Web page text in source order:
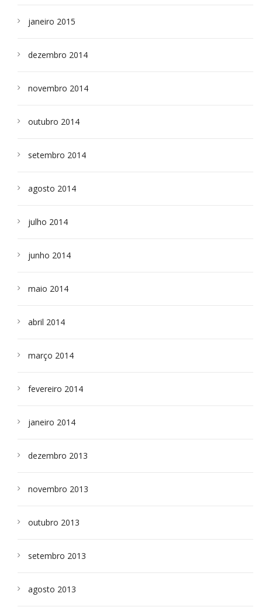
janeiro 2015
dezembro 2014
novembro 2014
outubro 2014
setembro 2014
agosto 2014
julho 2014
junho 2014
maio 2014
abril 2014
março 2014
fevereiro 2014
janeiro 2014
dezembro 2013
novembro 2013
outubro 2013
setembro 2013
agosto 2013